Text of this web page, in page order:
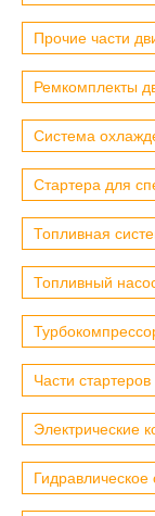
Прочие части
Ремкомплекты
Система
Стартера для
Топливная
Топливный
Части
Электрические